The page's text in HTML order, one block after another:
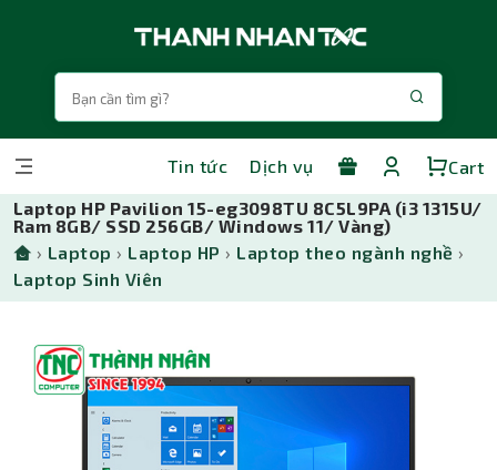
Tin tức Dịch vụ
Cart
Laptop HP Pavilion 15-eg3098TU 8C5L9PA (i3 1315U/
Ram 8GB/ SSD 256GB/ Windows 11/ Vàng)
› Laptop › Laptop HP › Laptop theo ngành nghề ›
Laptop Sinh Viên